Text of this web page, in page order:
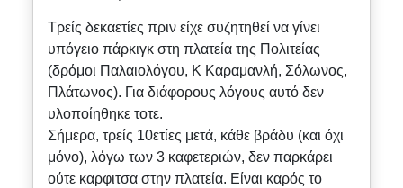
Τρείς δεκαετίες πριν είχε συζητηθεί να γίνει
υπόγειο πάρκιγκ στη πλατεία της Πολιτείας
(δρόμοι Παλαιολόγου, Κ Καραμανλή, Σόλωνος,
Πλάτωνος). Για διάφορους λόγους αυτό δεν
υλοποίηθηκε τοτε.
Σήμερα, τρείς 10ετίες μετά, κάθε βράδυ (και όχι
μόνο), λόγω των 3 καφετεριών, δεν παρκάρει
ούτε καρφιτσα στην πλατεία. Είναι καρός το